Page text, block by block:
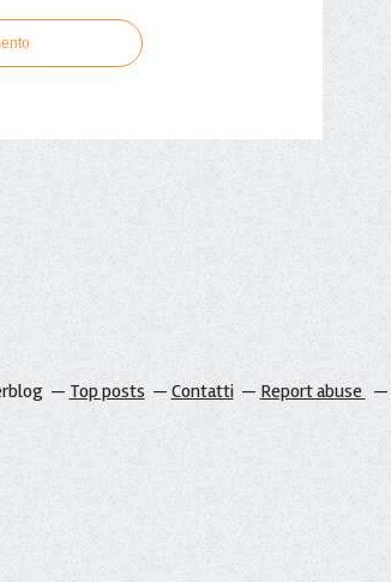
Top posts Contatti Report abuse